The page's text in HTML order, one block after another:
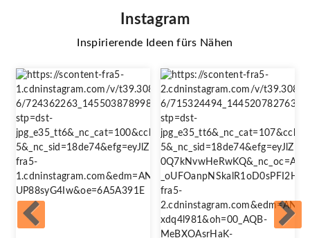
Instagram
Inspirierende Ideen fürs Nähen